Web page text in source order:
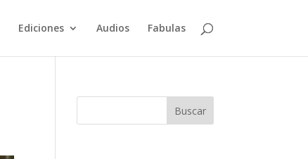
Ediciones Audios Fabulas
Buscar